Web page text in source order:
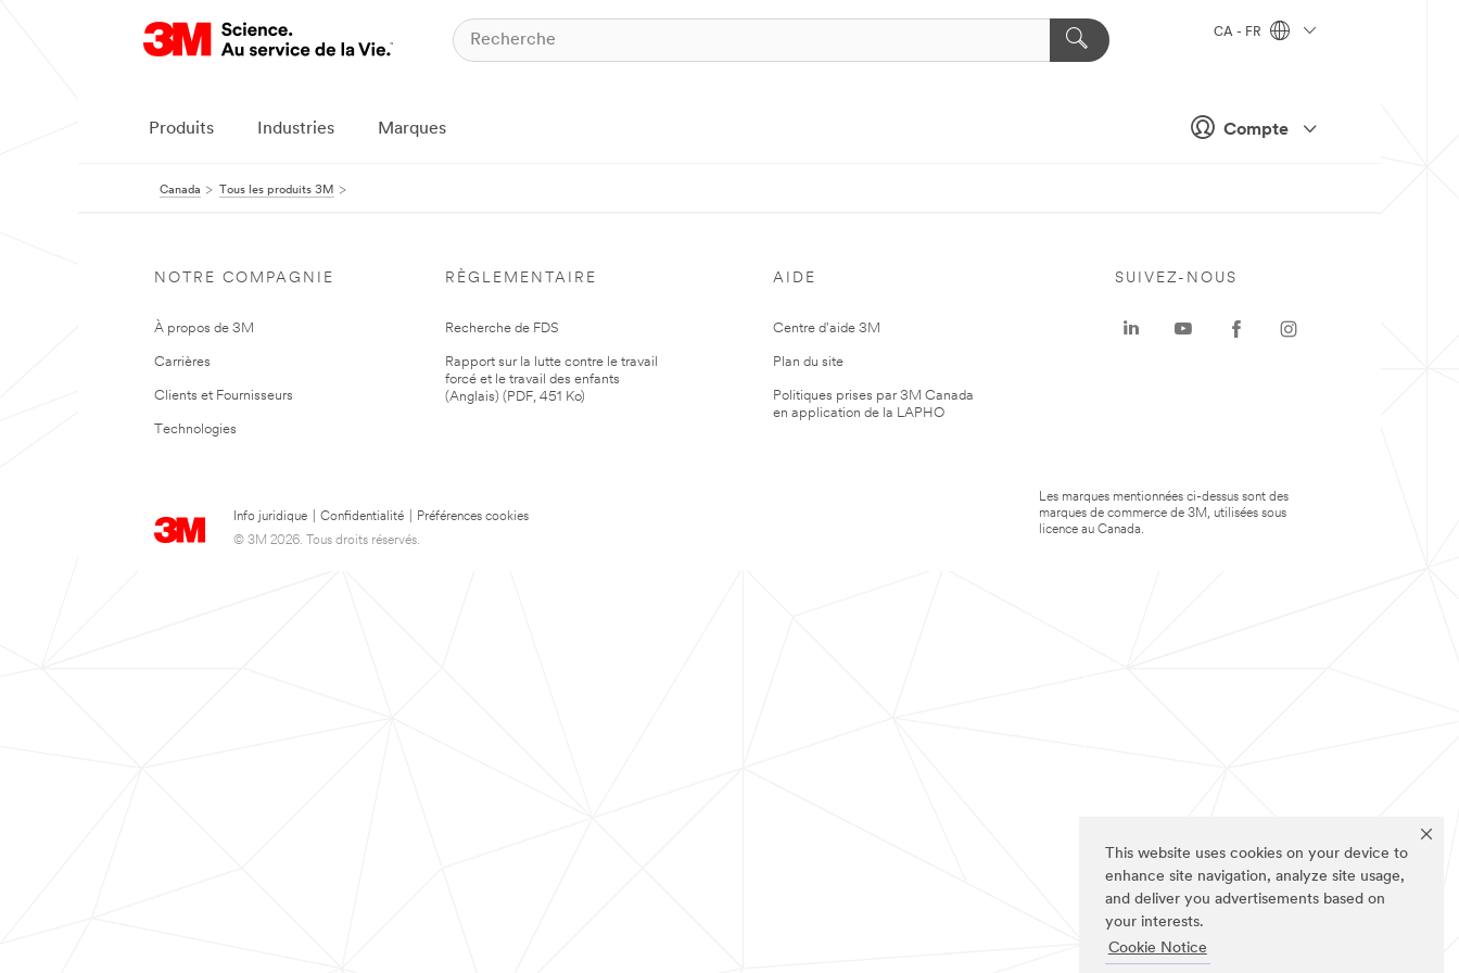
This website uses cookies on your device to
enhance site navigation, analyze site usage,
and deliver you advertisements based on
your interests.
Cookie Notice
Compte
CA - FR
Produits Industries Marques
Canada Tous les produits 3M
NOTRE COMPAGNIE
À propos de 3M
Carrières
Clients et Fournisseurs
Technologies
RÈGLEMENTAIRE
Recherche de FDS
Rapport sur la lutte contre le travail
forcé et le travail des enfants
(Anglais) (PDF, 451 Ko)
AIDE
Centre d'aide 3M
Plan du site
Politiques prises par 3M Canada
en application de la LAPHO
Info juridique Confidentialité
Préférences cookies
© 3M 2026. Tous droits réservés.
SUIVEZ-NOUS
Les marques mentionnées ci-dessus sont des
marques de commerce de 3M, utilisées sous
licence au Canada.